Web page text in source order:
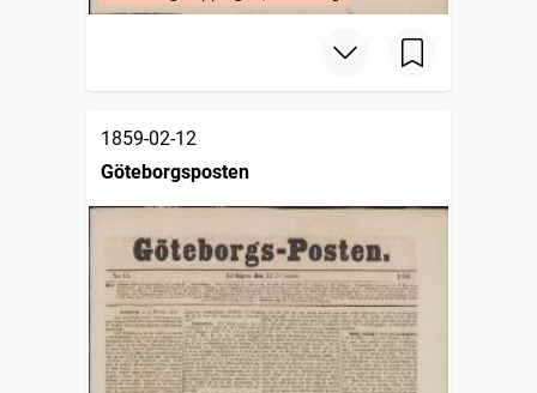
1859-02-12
Göteborgsposten